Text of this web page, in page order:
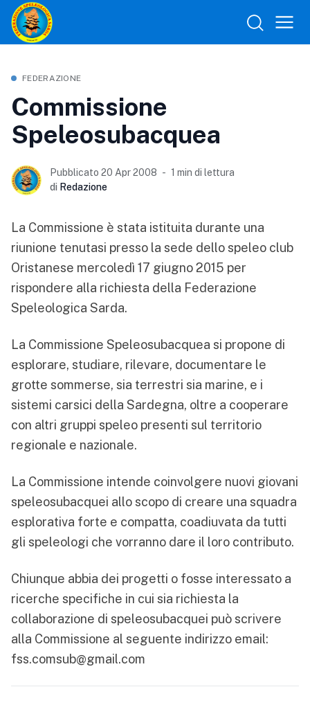
FEDERAZIONE
Commissione
Speleosubacquea
Pubblicato 20 Apr 2008
1 min di lettura
di Redazione
La Commissione è stata istituita durante una
riunione tenutasi presso la sede dello speleo club
Oristanese mercoledì 17 giugno 2015 per
rispondere alla richiesta della Federazione
Speleologica Sarda.
La Commissione Speleosubacquea si propone di
esplorare, studiare, rilevare, documentare le
grotte sommerse, sia terrestri sia marine, e i
sistemi carsici della Sardegna, oltre a cooperare
con altri gruppi speleo presenti sul territorio
regionale e nazionale.
La Commissione intende coinvolgere nuovi giovani
speleosubacquei allo scopo di creare una squadra
esplorativa forte e compatta, coadiuvata da tutti
gli speleologi che vorranno dare il loro contributo.
Chiunque abbia dei progetti o fosse interessato a
ricerche specifiche in cui sia richiesta la
collaborazione di speleosubacquei può scrivere
alla Commissione al seguente indirizzo email:
fss.comsub@gmail.com